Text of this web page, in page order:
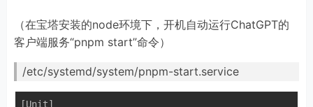
（在宝塔安装的node环境下，开机自动运行ChatGPT的
客户端服务“pnpm start”命令）
/etc/systemd/system/pnpm-start.service
[Unit]